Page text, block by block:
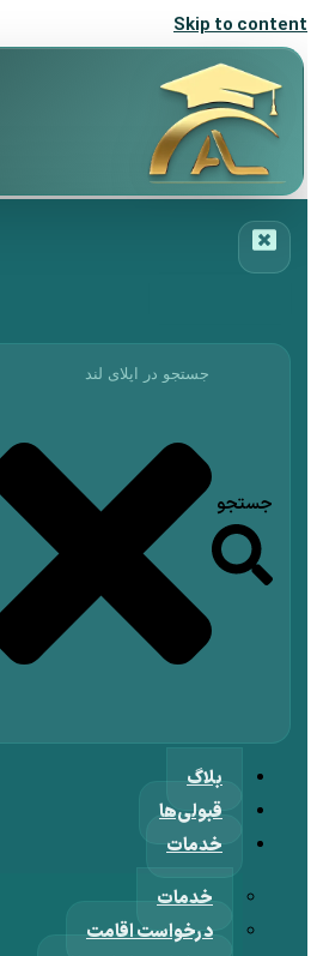
Skip to content
جستجو
بلاگ
قبولی‌ها
خدمات
خدمات
درخواست اقامت